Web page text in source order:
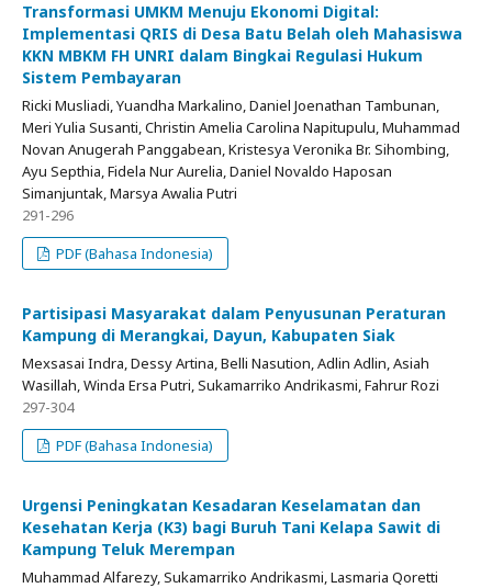
Transformasi UMKM Menuju Ekonomi Digital:
Implementasi QRIS di Desa Batu Belah oleh Mahasiswa
KKN MBKM FH UNRI dalam Bingkai Regulasi Hukum
Sistem Pembayaran
Ricki Musliadi, Yuandha Markalino, Daniel Joenathan Tambunan,
Meri Yulia Susanti, Christin Amelia Carolina Napitupulu, Muhammad
Novan Anugerah Panggabean, Kristesya Veronika Br. Sihombing,
Ayu Septhia, Fidela Nur Aurelia, Daniel Novaldo Haposan
Simanjuntak, Marsya Awalia Putri
291-296
PDF (Bahasa Indonesia)
Partisipasi Masyarakat dalam Penyusunan Peraturan
Kampung di Merangkai, Dayun, Kabupaten Siak
Mexsasai Indra, Dessy Artina, Belli Nasution, Adlin Adlin, Asiah
Wasillah, Winda Ersa Putri, Sukamarriko Andrikasmi, Fahrur Rozi
297-304
PDF (Bahasa Indonesia)
Urgensi Peningkatan Kesadaran Keselamatan dan
Kesehatan Kerja (K3) bagi Buruh Tani Kelapa Sawit di
Kampung Teluk Merempan
Muhammad Alfarezy, Sukamarriko Andrikasmi, Lasmaria Qoretti